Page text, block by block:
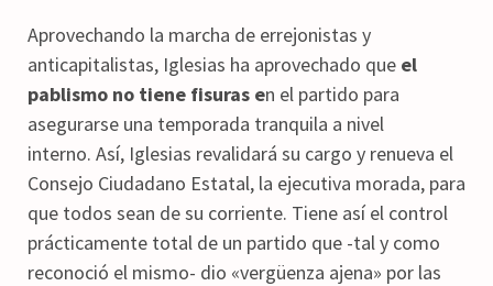
Aprovechando la marcha de errejonistas y
anticapitalistas, Iglesias ha aprovechado que el
pablismo no tiene fisuras en el partido para
asegurarse una temporada tranquila a nivel
interno. Así, Iglesias revalidará su cargo y renueva el
Consejo Ciudadano Estatal, la ejecutiva morada, para
que todos sean de su corriente. Tiene así el control
prácticamente total de un partido que -tal y como
reconoció el mismo- dio «vergüenza ajena» por las